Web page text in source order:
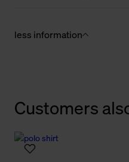
less information
Customers